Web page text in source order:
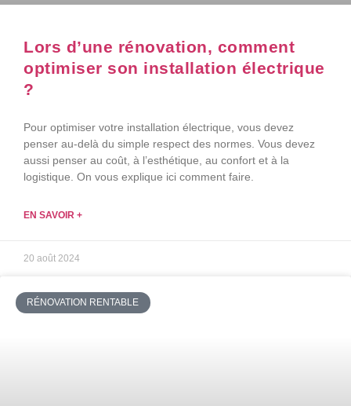
Lors d’une rénovation, comment
optimiser son installation électrique
?
Pour optimiser votre installation électrique, vous devez
penser au-delà du simple respect des normes. Vous devez
aussi penser au coût, à l’esthétique, au confort et à la
logistique. On vous explique ici comment faire.
EN SAVOIR +
20 août 2024
RÉNOVATION RENTABLE